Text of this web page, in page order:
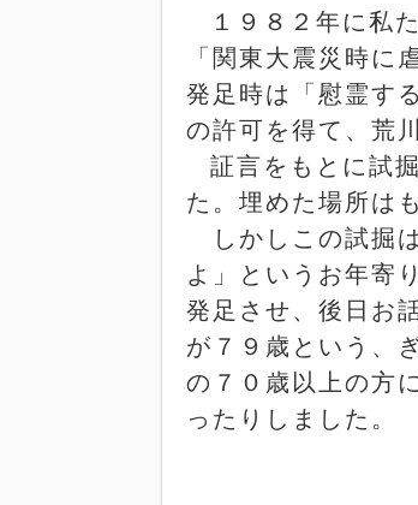
１９８２年に私
「関東大震災時に
発足時は「慰霊す
の許可を得て、荒
証言をもとに試
た。埋めた場所は
しかしこの試掘
よ」というお年寄
発足させ、後日お
が７９歳という、
の７０歳以上の方
ったりしました。